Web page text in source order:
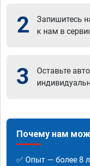
2
Запишитесь
к нам в
3
Оставьте
Почему нам
✅ Опыт — более 8